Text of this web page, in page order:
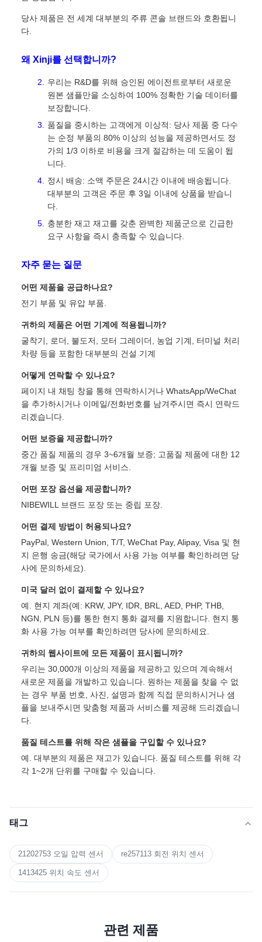
당사 제품은 전 세계 대부분의 주류 콘솔 브랜드와 호환됩니
다.
왜 Xinji를 선택합니까?
우리는 R&D를 위해 승인된 에이전트로부터 새로운
원본 샘플만을 소싱하여 100% 정확한 기술 데이터를
보장합니다.
품질을 중시하는 고객에게 이상적: 당사 제품 중 다수
는 순정 부품의 80% 이상의 성능을 제공하면서도 정
가의 1/3 이하로 비용을 크게 절감하는 데 도움이 됩
니다.
정시 배송: 소액 주문은 24시간 이내에 배송됩니다.
대부분의 고객은 주문 후 3일 이내에 상품을 받습니
다.
충분한 재고 재고를 갖춘 완벽한 제품군으로 긴급한
요구 사항을 즉시 충족할 수 있습니다.
자주 묻는 질문
어떤 제품을 공급하나요?
전기 부품 및 유압 부품.
귀하의 제품은 어떤 기계에 적용됩니까?
굴착기, 로더, 불도저, 모터 그레이더, 농업 기계, 터미널 처리
차량 등을 포함한 대부분의 건설 기계
어떻게 연락할 수 있나요?
페이지 내 채팅 창을 통해 연락하시거나 WhatsApp/WeChat
을 추가하시거나 이메일/전화번호를 남겨주시면 즉시 연락드
리겠습니다.
어떤 보증을 제공합니까?
중간 품질 제품의 경우 3~6개월 보증; 고품질 제품에 대한 12
개월 보증 및 프리미엄 서비스.
어떤 포장 옵션을 제공합니까?
NIBEWILL 브랜드 포장 또는 중립 포장.
어떤 결제 방법이 허용되나요?
PayPal, Western Union, T/T, WeChat Pay, Alipay, Visa 및 현
지 은행 송금(해당 국가에서 사용 가능 여부를 확인하려면 당
사에 문의하세요).
미국 달러 없이 결제할 수 있나요?
예. 현지 계좌(예: KRW, JPY, IDR, BRL, AED, PHP, THB,
NGN, PLN 등)를 통한 현지 통화 결제를 지원합니다. 현지 통
화 사용 가능 여부를 확인하려면 당사에 문의하세요.
귀하의 웹사이트에 모든 제품이 표시됩니까?
우리는 30,000개 이상의 제품을 제공하고 있으며 계속해서
새로운 제품을 개발하고 있습니다. 원하는 제품을 찾을 수 없
는 경우 부품 번호, 사진, 설명과 함께 직접 문의하시거나 샘
플을 보내주시면 맞춤형 제품과 서비스를 제공해 드리겠습니
다.
품질 테스트를 위해 작은 샘플을 구입할 수 있나요?
예. 대부분의 제품은 재고가 있습니다. 품질 테스트를 위해 각
각 1~2개 단위를 구매할 수 있습니다.
태그
21202753 오일 압력 센서 re257113 회전 위치 센서
1413425 위치 속도 센서
관련 제품